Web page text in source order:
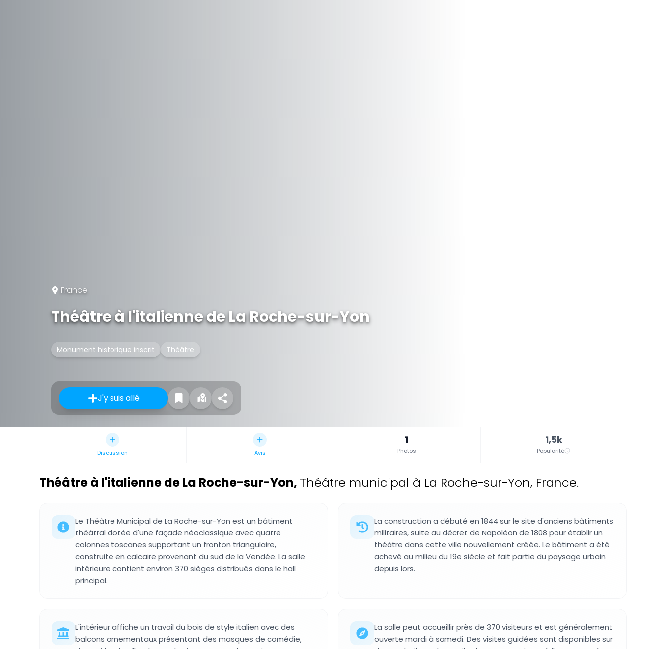
France
Théâtre à l'italienne de La Roche-sur-Yon
Monument historique inscrit Théâtre
J'y suis allé
Discussion Avis
1
Photos
1,5k
Popularité
Théâtre à l'italienne de La Roche-sur-Yon, Théâtre municipal à La Roche-sur-Yon, France.
Le Théâtre Municipal de La Roche-sur-Yon est un bâtiment
théâtral dotée d'une façade néoclassique avec quatre
colonnes toscanes supportant un fronton triangulaire,
construite en calcaire provenant du sud de la Vendée. La salle
intérieure contient environ 370 sièges distribués dans le hall
principal.
La construction a débuté en 1844 sur le site d'anciens bâtiments
militaires, suite au décret de Napoléon de 1808 pour établir un
théâtre dans cette ville nouvellement créée. Le bâtiment a été
achevé au milieu du 19e siècle et fait partie du paysage urbain
depuis lors.
L'intérieur affiche un travail du bois de style italien avec des
balcons ornementaux présentant des masques de comédie,
La salle peut accueillir près de 370 visiteurs et est généralement
ouverte mardi à samedi. Des visites guidées sont disponibles sur